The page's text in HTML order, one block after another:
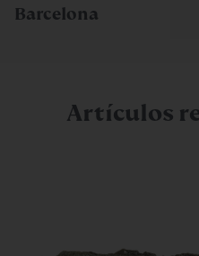
Barcelona
Artículos